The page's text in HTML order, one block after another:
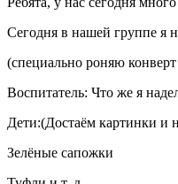
Сегодня в нашей группе я
(специально роняю
Воспитатель: Что же я
Дети:(Достаём картинки и
Зелёные сапожки